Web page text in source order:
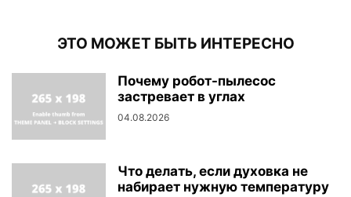
ЭТО МОЖЕТ БЫТЬ ИНТЕРЕСНО
Почему робот-пылесос
застревает в углах
04.08.2026
Что делать, если духовка не
набирает нужную температуру